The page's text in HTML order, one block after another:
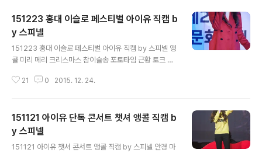
151223 홍대 이슬로 페스티벌 아이유 직캠 b
y 스피넬
151223 홍대 이슬로 페스티벌 아이유 직캠 by 스피넬 앵
콜 미리 메리 크리스마스 참이슬송 포토타임 근황 토크 광
너랑 나 좋은날 몰래 카메라
21 0 2015. 12. 24.
151121 아이유 단독 콘서트 챗셔 앵콜 직캠 b
y 스피넬
151121 아이유 챗셔 콘서트 앵콜 직캠 by 스피넬 안경 마